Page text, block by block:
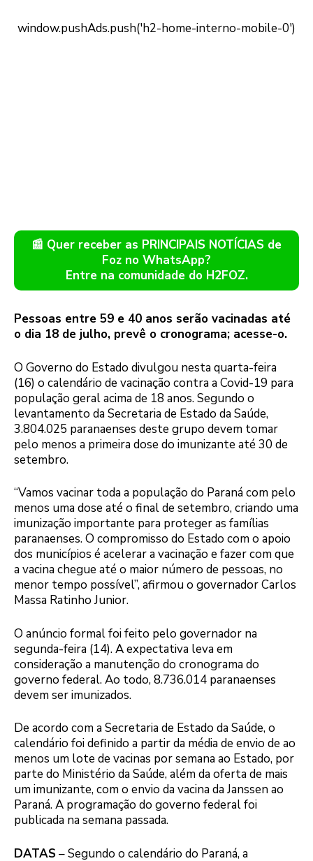
📰 Quer receber as PRINCIPAIS NOTÍCIAS de
Foz no WhatsApp?
Entre na comunidade do H2FOZ.
Pessoas entre 59 e 40 anos serão vacinadas até
o dia 18 de julho, prevê o cronograma; acesse-o.
O Governo do Estado divulgou nesta quarta-feira
(16) o calendário de vacinação contra a Covid-19 para
população geral acima de 18 anos. Segundo o
levantamento da Secretaria de Estado da Saúde,
3.804.025 paranaenses deste grupo devem tomar
pelo menos a primeira dose do imunizante até 30 de
setembro.
“Vamos vacinar toda a população do Paraná com pelo
menos uma dose até o final de setembro, criando uma
imunização importante para proteger as famílias
paranaenses. O compromisso do Estado com o apoio
dos municípios é acelerar a vacinação e fazer com que
a vacina chegue até o maior número de pessoas, no
menor tempo possível”, afirmou o governador Carlos
Massa Ratinho Junior.
O anúncio formal foi feito pelo governador na
segunda-feira (14). A expectativa leva em
consideração a manutenção do cronograma do
governo federal. Ao todo, 8.736.014 paranaenses
devem ser imunizados.
De acordo com a Secretaria de Estado da Saúde, o
calendário foi definido a partir da média de envio de ao
menos um lote de vacinas por semana ao Estado, por
parte do Ministério da Saúde, além da oferta de mais
um imunizante, com o envio da vacina da Janssen ao
Paraná. A programação do governo federal foi
publicada na semana passada.
DATAS – Segundo o calendário do Paraná, a